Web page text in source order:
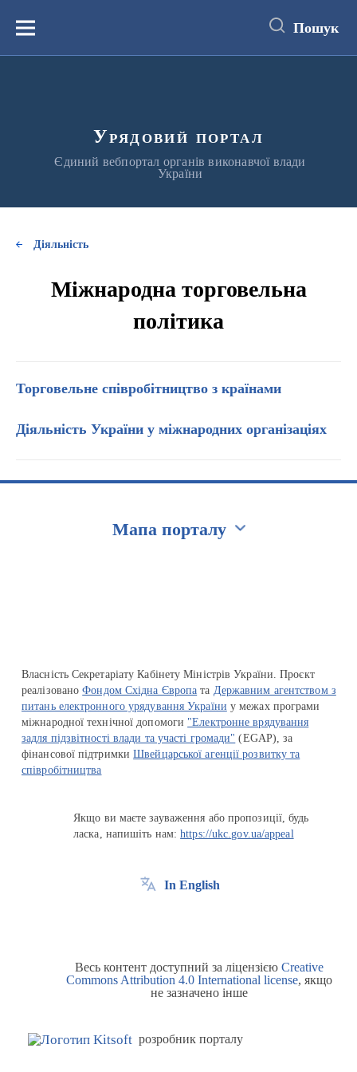
вмістуМеню Пошук
Урядовий портал
Єдиний вебпортал органів виконавчої влади
України
Діяльність
Міжнародна торговельна
політика
Торговельне співробітництво з країнами
Діяльність України у міжнародних організаціях
Мапа порталу
Власність Секретаріату Кабінету Міністрів України. Проєкт
реалізованоФондом Східна Європа та Державним агентством з
питань електронного урядування України у межах програми
міжнародної технічної допомоги "Електронне врядування
задля підзвітності влади та участі громади" (EGAP), за
фінансової підтримкиШвейцарської агенції розвитку та
співробітництва
Якщо ви маєте зауваження або пропозиції, будь
ласка, напишіть нам:https://ukc.gov.ua/appeal
In English
Весь контент доступний за ліцензією Creative
Commons Attribution 4.0 International license, якщо
не зазначено інше
розробник порталу